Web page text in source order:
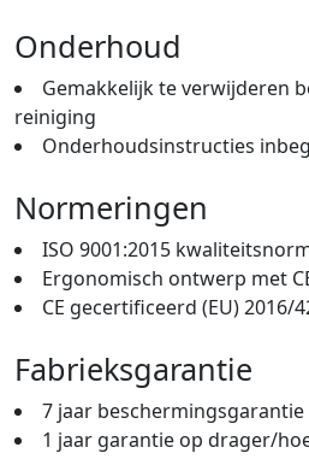
Onderhoud
Gemakkelijk te verwijderen
reiniging
Onderhoudsinstructies
Normeringen
ISO 9001:2015
Ergonomisch ontwerp met
CE gecertificeerd (EU) 2016/
Fabrieksgarantie
7 jaar beschermingsgarantie
1 jaar garantie op drager/